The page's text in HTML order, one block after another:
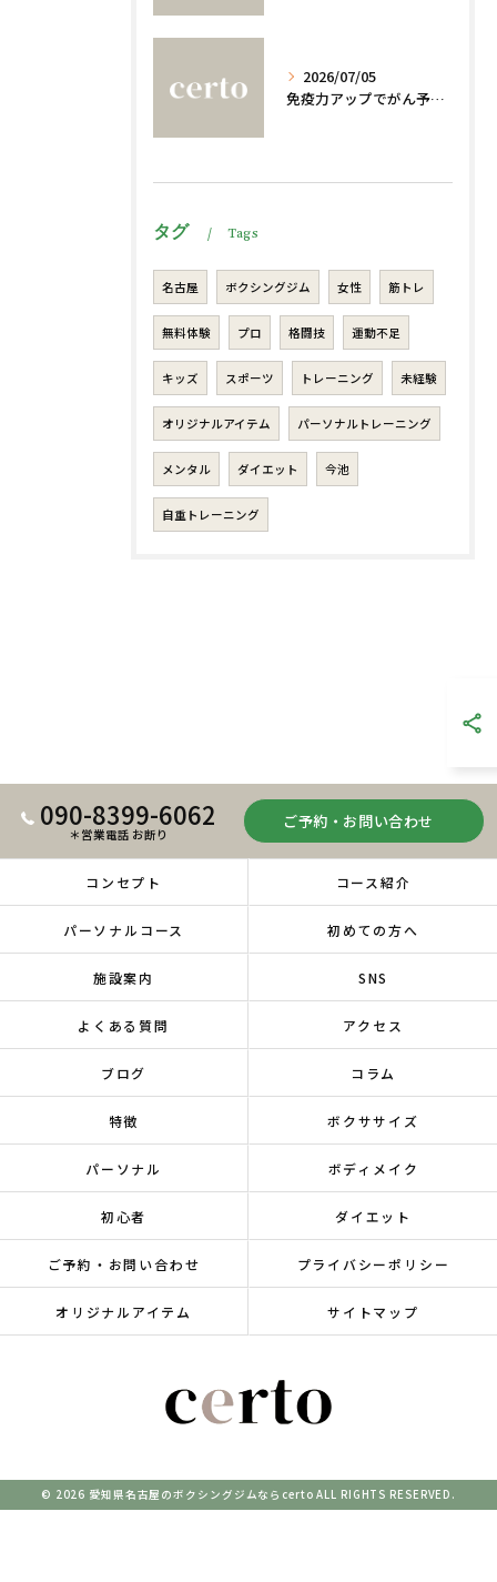
2026/07/05
免疫力アップでがん予防法
タグ Tags
名古屋 ボクシングジム 女性 筋トレ
無料体験 プロ 格闘技 運動不足
キッズ スポーツ トレーニング 未経験
オリジナルアイテム パーソナルトレーニング
メンタル ダイエット 今池
自重トレーニング
090-8399-6062
＊営業電話 お断り
ご予約・お問い合わせ
コンセプト コース紹介
パーソナルコース 初めての方へ
施設案内 SNS
よくある質問 アクセス
ブログ コラム
特徴 ボクササイズ
パーソナル ボディメイク
初心者 ダイエット
ご予約・お問い合わせ プライバシーポリシー
オリジナルアイテム サイトマップ
© 2026 愛知県名古屋のボクシングジムならcerto ALL RIGHTS RESERVED.